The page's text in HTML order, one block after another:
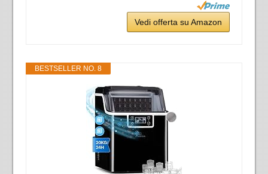
Vedi offerta su Amazon
BESTSELLER NO. 8